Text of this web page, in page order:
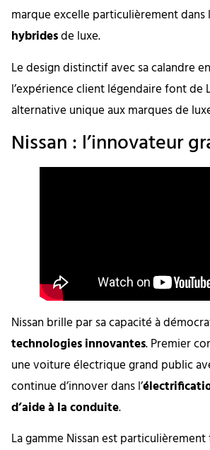
marque excelle particulièrement dans
hybridesde luxe.
Le design distinctif avec sa calandre
l’expérience client légendaire font de
alternative unique aux marques de
Nissan : l’innovateur
Nissan brille par sa capacité à
technologies innovantes. Premier
une voiture électrique grand public
continue d’innover dans l’
d’aide à la conduite.
La gamme Nissan est